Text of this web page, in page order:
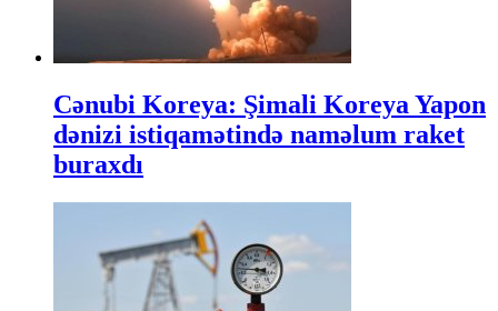
Cənubi Koreya: Şimali Koreya Yapon
dənizi istiqamətində naməlum raket
buraxdı